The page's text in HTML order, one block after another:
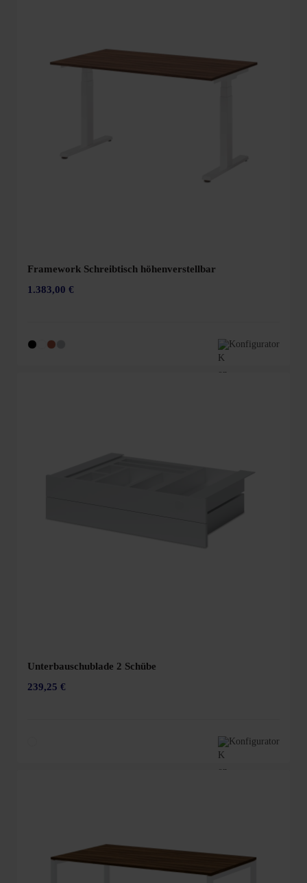
Framework Schreibtisch höhenverstellbar
1.383,00 €
Konfigurator
Unterbauschublade 2 Schübe
239,25 €
Konfigurator